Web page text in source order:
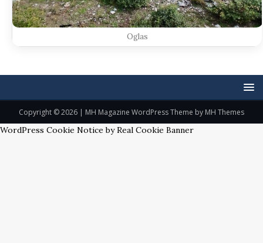
Oglas
Copyright © 2026 | MH Magazine WordPress Theme by MH Themes
WordPress Cookie Notice by Real Cookie Banner